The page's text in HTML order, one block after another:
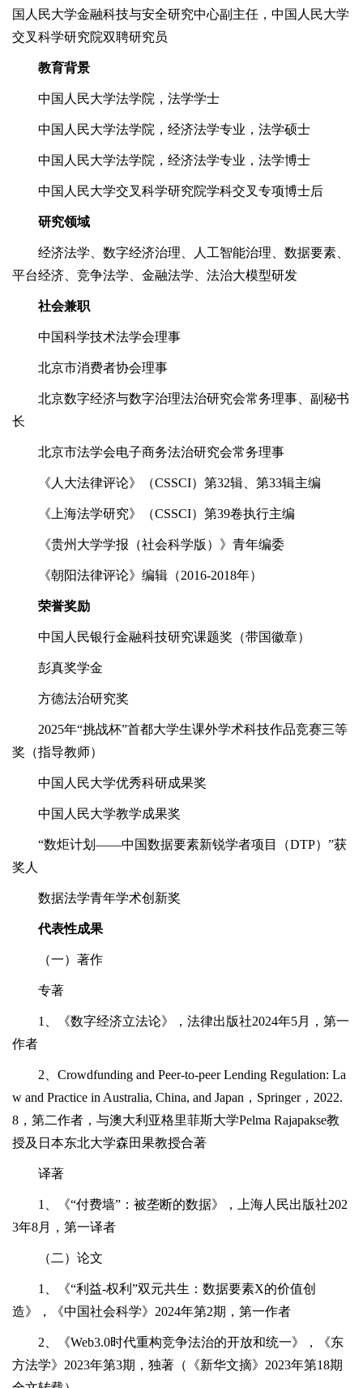
国人民大学金融科技与安全研究中心副主任，中国人民大学
交叉科学研究院双聘研究员
教育背景
中国人民大学法学院，法学学士
中国人民大学法学院，经济法学专业，法学硕士
中国人民大学法学院，经济法学专业，法学博士
中国人民大学交叉科学研究院学科交叉专项博士后
研究领域
经济法学、数字经济治理、人工智能治理、数据要素、
平台经济、竞争法学、金融法学、法治大模型研发
社会兼职
中国科学技术法学会理事
北京市消费者协会理事
北京数字经济与数字治理法治研究会常务理事、副秘书
长
北京市法学会电子商务法治研究会常务理事
《人大法律评论》（CSSCI）第32辑、第33辑主编
《上海法学研究》（CSSCI）第39卷执行主编
《贵州大学学报（社会科学版）》青年编委
《朝阳法律评论》编辑（2016-2018年）
荣誉奖励
中国人民银行金融科技研究课题奖（带国徽章）
彭真奖学金
方德法治研究奖
2025年“挑战杯”首都大学生课外学术科技作品竞赛三等
奖（指导教师）
中国人民大学优秀科研成果奖
中国人民大学教学成果奖
“数炬计划——中国数据要素新锐学者项目（DTP）”获
奖人
数据法学青年学术创新奖
代表性成果
（一）著作
专著
1、《数字经济立法论》，法律出版社2024年5月，第一
作者
2、Crowdfunding and Peer-to-peer Lending Regulation: La
w and Practice in Australia, China, and Japan，Springer，2022.
8，第二作者，与澳大利亚格里菲斯大学Pelma Rajapakse教
授及日本东北大学森田果教授合著
译著
1、《“付费墙”：被垄断的数据》，上海人民出版社202
3年8月，第一译者
（二）论文
1、《“利益-权利”双元共生：数据要素X的价值创
造》，《中国社会科学》2024年第2期，第一作者
2、《Web3.0时代重构竞争法治的开放和统一》，《东
方法学》2023年第3期，独著（《新华文摘》2023年第18期